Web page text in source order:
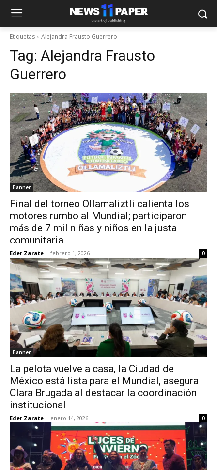
Etiquetas Alejandra Frausto Guerrero
Tag: Alejandra Frausto
Guerrero
Banner
Final del torneo Ollamaliztli calienta los
motores rumbo al Mundial; participaron
más de 7 mil niñas y niños en la justa
comunitaria
Eder Zarate - febrero 1, 2026 0
Banner
La pelota vuelve a casa, la Ciudad de
México está lista para el Mundial, asegura
Clara Brugada al destacar la coordinación
institucional
Eder Zarate - enero 14, 2026 0